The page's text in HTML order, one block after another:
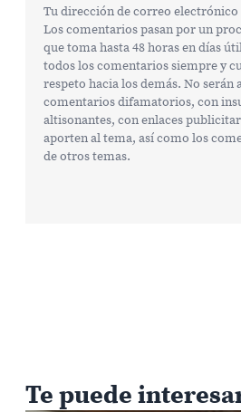
Tu dirección de correo electrónico
Los comentarios pasan por un
que toma hasta 48 horas en días
todos los comentarios siempre y
respeto hacia los demás. No serán
comentarios difamatorios, con
altisonantes, con enlaces
aporten al tema, así como los
de otros temas.
Te puede